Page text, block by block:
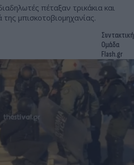
πέταξαν τρικάκια και
μπισκοτοβιομηχανίας.
Συντακτική
Ομάδα
Flash.gr